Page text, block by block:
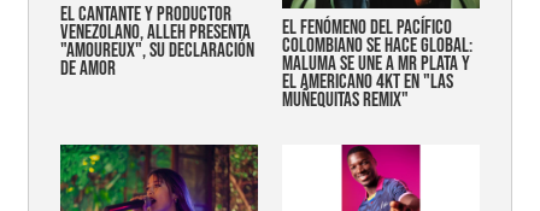
EL CANTANTE Y PRODUCTOR
VENEZOLANO, ALLEH PRESENTA
"AMOUREUX", SU DECLARACIÓN
DE AMOR
EL FENÓMENO DEL PACÍFICO
COLOMBIANO SE HACE GLOBAL:
MALUMA SE UNE A MR PLATA Y
EL AMERICANO 4KT EN "LAS
MUÑEQUITAS REMIX"